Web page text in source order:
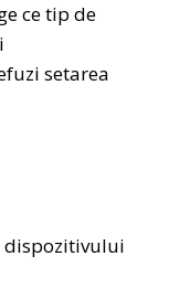
ce tip de
setarea
dispozitivului